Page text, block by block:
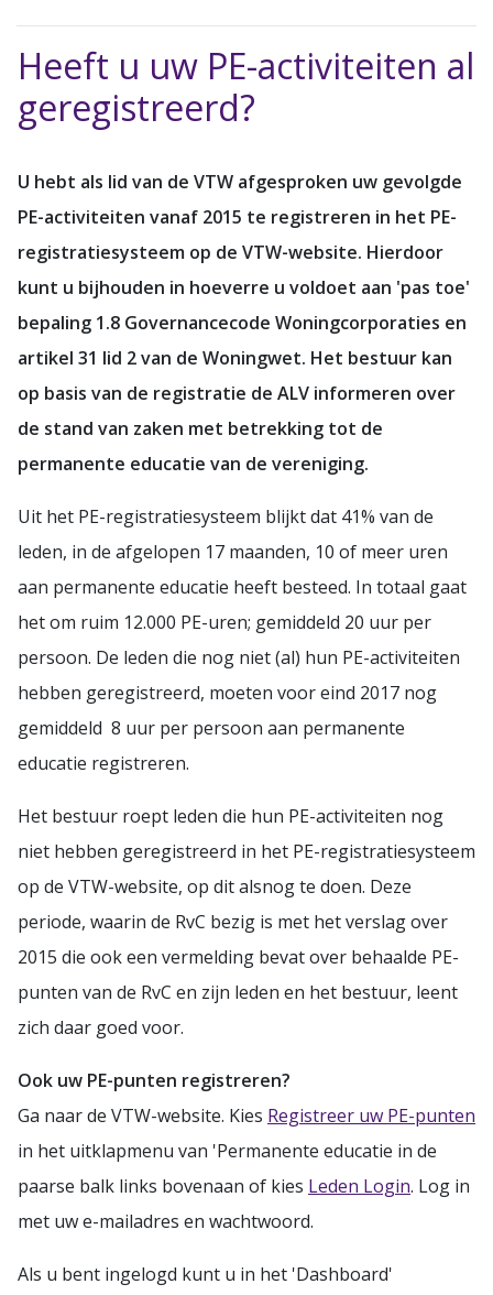
Heeft u uw PE-activiteiten al
geregistreerd?
U hebt als lid van de VTW afgesproken uw gevolgde
PE-activiteiten vanaf 2015 te registreren in het PE-
registratiesysteem op de VTW-website. Hierdoor
kunt u bijhouden in hoeverre u voldoet aan 'pas toe'
bepaling 1.8 Governancecode Woningcorporaties en
artikel 31 lid 2 van de Woningwet. Het bestuur kan
op basis van de registratie de ALV informeren over
de stand van zaken met betrekking tot de
permanente educatie van de vereniging.
Uit het PE-registratiesysteem blijkt dat 41% van de
leden, in de afgelopen 17 maanden, 10 of meer uren
aan permanente educatie heeft besteed. In totaal gaat
het om ruim 12.000 PE-uren; gemiddeld 20 uur per
persoon. De leden die nog niet (al) hun PE-activiteiten
hebben geregistreerd, moeten voor eind 2017 nog
gemiddeld 8 uur per persoon aan permanente
educatie registreren.
Het bestuur roept leden die hun PE-activiteiten nog
niet hebben geregistreerd in het PE-registratiesysteem
op de VTW-website, op dit alsnog te doen. Deze
periode, waarin de RvC bezig is met het verslag over
2015 die ook een vermelding bevat over behaalde PE-
punten van de RvC en zijn leden en het bestuur, leent
zich daar goed voor.
Ook uw PE-punten registreren?
Ga naar de VTW-website. Kies Registreer uw PE-punten
in het uitklapmenu van 'Permanente educatie in de
paarse balk links bovenaan of kies Leden Login. Log in
met uw e-mailadres en wachtwoord.
Als u bent ingelogd kunt u in het 'Dashboard'